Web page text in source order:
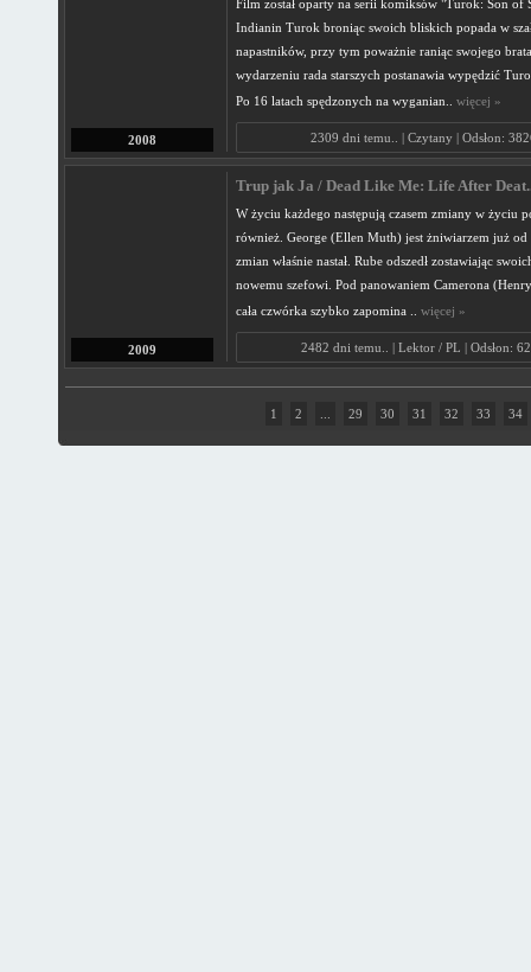
2008
Film został oparty na serii komiksów "Turok: Son of
Indianin Turok broniąc swoich bliskich popada w
napastników, przy tym poważnie raniąc swojego
wydarzeniu rada starszych postanawia wypędzić
Po 16 latach spędzonych na wyganian.. więcej »
2309 dni temu.. | Czytany | Odsłon:
2009
Trup jak Ja / Dead Like Me: Life After
W życiu każdego następują czasem zmiany w życiu
również. George (Ellen Muth) jest żniwiarzem już od
zmian właśnie nastał. Rube odszedł zostawiając
nowemu szefowi. Pod panowaniem Camerona
cała czwórka szybko zapomina .. więcej »
2482 dni temu.. | Lektor / PL | Odsłon:
1 2 29 30 31 32 33 34